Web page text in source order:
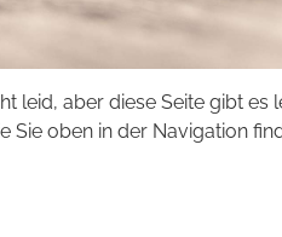
leid, aber diese Seite gibt es
Sie oben in der Navigation